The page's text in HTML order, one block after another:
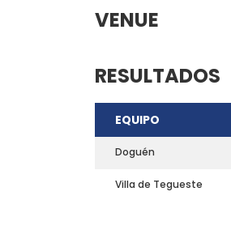
VENUE
RESULTADOS
EQUIPO
Doguén
Villa de Tegueste
Teléfono: 661703772
Email:
San Sebastián de La